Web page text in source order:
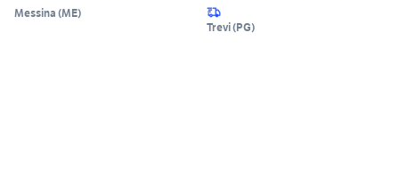
Messina (ME)
Trevi(PG)